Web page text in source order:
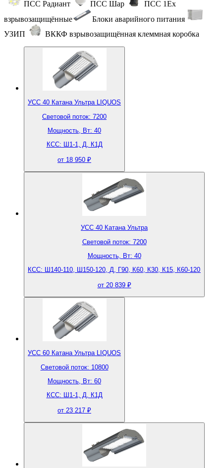
ПСС Радиант
ПСС Шар
ПСС 1Ex
взрывозащищённые
Блоки аварийного питания
УЗИП
ВККФ взрывозащищённая клеммная коробка
УСС 40 Катана Ультра LIQUOS
Световой поток: 7200
Мощность, Вт: 40
КСС: Ш1-1, Д, К1Д
от 18 950 ₽
УСС 40 Катана Ультра
Световой поток: 7200
Мощность, Вт: 40
КСС: Ш140-110, Ш150-120, Д, Г90, К60, К30, К15, К60-120
от 20 839 ₽
УСС 60 Катана Ультра LIQUOS
Световой поток: 10800
Мощность, Вт: 60
КСС: Ш1-1, Д, К1Д
от 23 217 ₽